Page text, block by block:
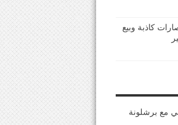
كاذبة وبيع
مع برشلونة